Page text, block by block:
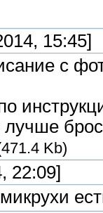
15:45]
с
лучше
Kb)
22:09]